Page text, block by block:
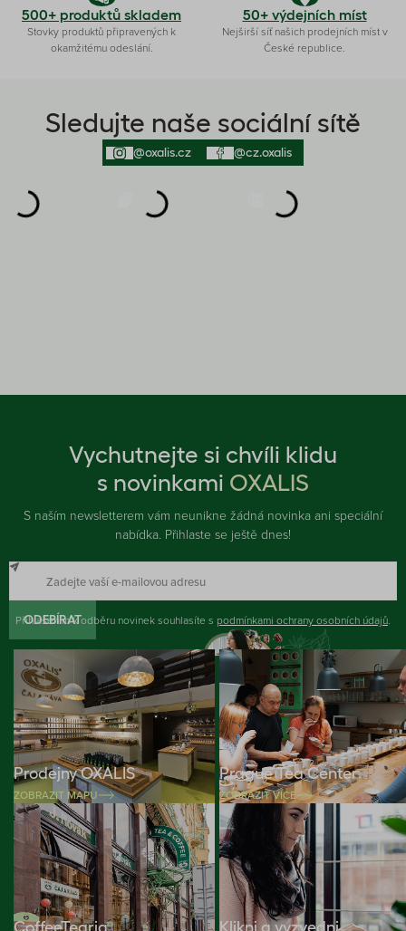
500+ produktů skladem
Stovky produktů připravených k
okamžitému odeslání.
50+ výdejních míst
Nejširší síť našich prodejních míst v
České republice.
Sledujte naše sociální sítě
@oxalis.cz @cz.oxalis
Vychutnejte si chvíli klidu
s novinkami OXALIS
S naším newsletterem vám neunikne žádná novinka ani speciální
nabídka. Přihlaste se ještě dnes!
ODEBÍRAT
Přihlášením k odběru novinek souhlasíte s podmínkami ochrany osobních údajů.
Prodejny OXALIS
ZOBRAZIT MAPU
Prague Tea Center
ZOBRAZIT VÍCE
CoffeeTearia Klikni a vyzvedni